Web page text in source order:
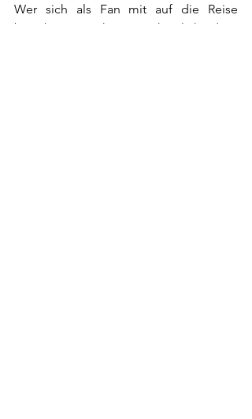
Wer sich als Fan mit auf die Reise
begeben möchte, ist herzlich dazu